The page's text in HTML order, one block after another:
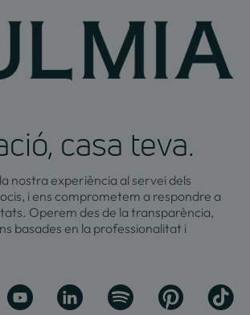
casa teva.
nostra experiència al servei dels
i ens comprometem a respondre a
Operem des de la transparència,
basades en la professionalitat i